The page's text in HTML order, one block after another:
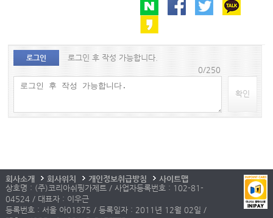
로그인
로그인 후 작성 가능합니다.
0/250
확인
회사소개 회사위치 개인정보취급방침
사이트맵
상호명 : (주)코리아쉬핑가제트 / 사업자등록번호 : 102-81-
04524 / 대표자 : 이우근
등록번호 : 서울 아01875 / 등록일자 : 2011년 12월 02일 /